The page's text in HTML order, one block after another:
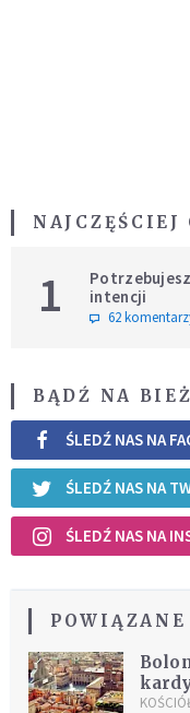
NAJCZĘŚCIEJ
1
intencji
62
BĄDŹ NA
ŚLEDŹ NAS NA
ŚLEDŹ NAS NA
ŚLEDŹ NAS NA